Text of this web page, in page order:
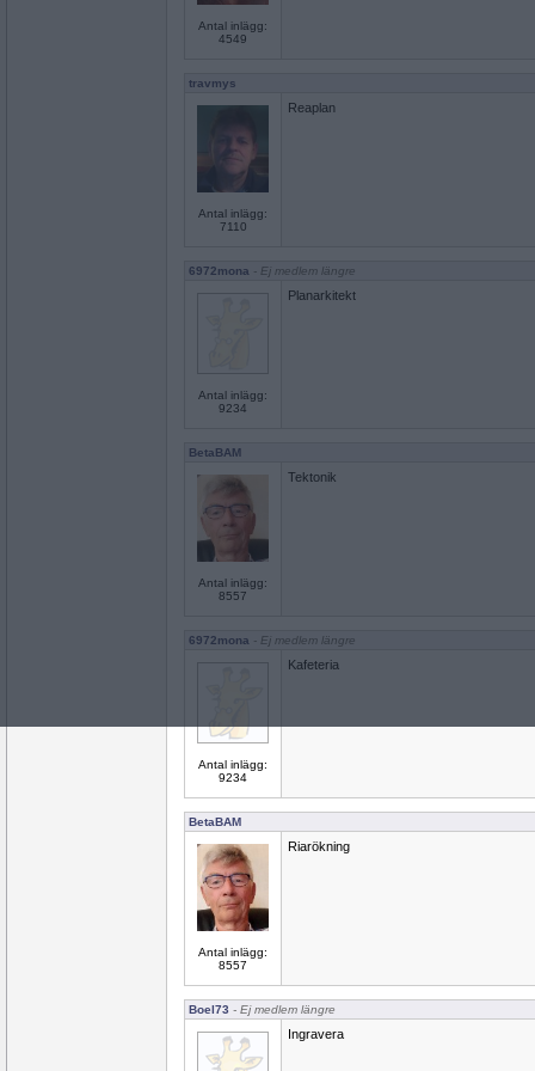
Antal inlägg:
4549
travmys
Antal inlägg:
7110
Reaplan
6972mona - Ej medlem längre
Antal inlägg:
9234
Planarkitekt
BetaBAM
Antal inlägg:
8557
Tektonik
6972mona - Ej medlem längre
Antal inlägg:
9234
Kafeteria
BetaBAM
Antal inlägg:
8557
Riarökning
Boel73 - Ej medlem längre
Ingravera